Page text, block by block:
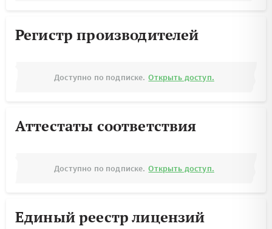
Регистр производителей
Доступно по подписке. Открыть доступ.
Аттестаты соответствия
Доступно по подписке. Открыть доступ.
Единый реестр лицензий